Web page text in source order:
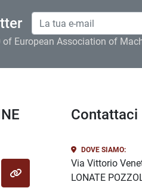
of European Association of
other
Contattaci
DOVE SIAMO:
Via Vittorio
LONATE